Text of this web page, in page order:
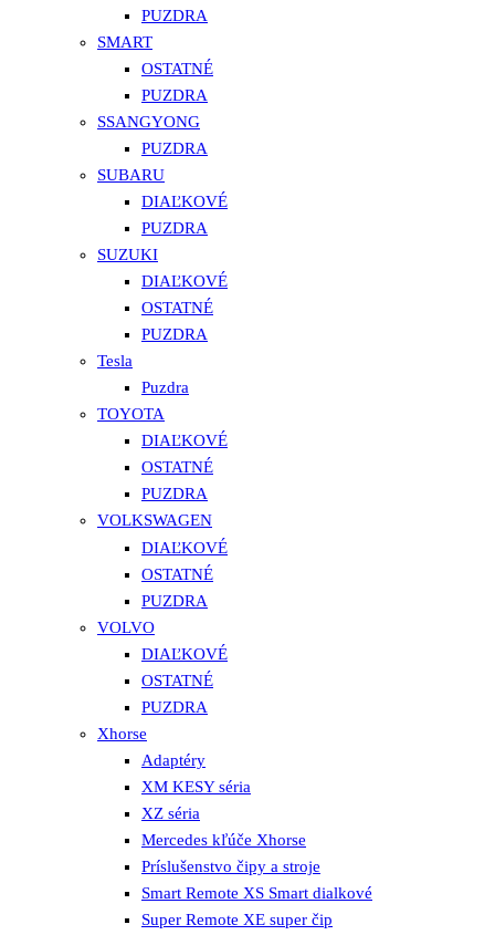
PUZDRA
SMART
OSTATNÉ
PUZDRA
SSANGYONG
PUZDRA
SUBARU
DIAĽKOVÉ
PUZDRA
SUZUKI
DIAĽKOVÉ
OSTATNÉ
PUZDRA
Tesla
Puzdra
TOYOTA
DIAĽKOVÉ
OSTATNÉ
PUZDRA
VOLKSWAGEN
DIAĽKOVÉ
OSTATNÉ
PUZDRA
VOLVO
DIAĽKOVÉ
OSTATNÉ
PUZDRA
Xhorse
Adaptéry
XM KESY séria
XZ séria
Mercedes kľúče Xhorse
Príslušenstvo čipy a stroje
Smart Remote XS Smart dialkové
Super Remote XE super čip